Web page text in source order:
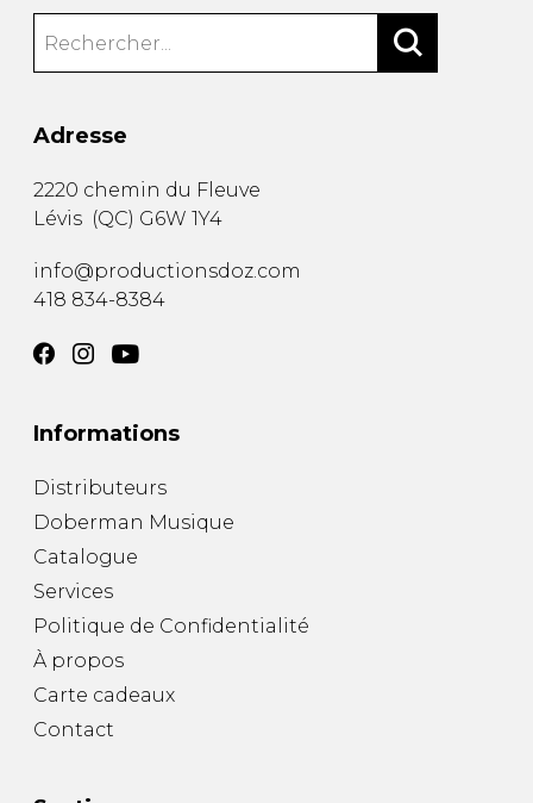
Adresse
2220 chemin du Fleuve
Lévis (QC) G6W 1Y4
info@productionsdoz.com
418 834-8384
Informations
Distributeurs
Doberman Musique
Catalogue
Services
Politique de Confidentialité
À propos
Carte cadeaux
Contact